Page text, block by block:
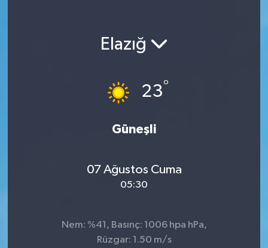
Elazığ
23°
Güneşli
07 Ağustos Cuma
05:30
Nem: %41, Basınç: 1006 hpa hPa,
Rüzgar: 1.50 m/s